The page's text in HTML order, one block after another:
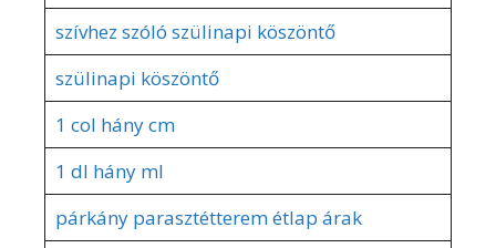
szívhez szóló szülinapi köszöntő
szülinapi köszöntő
1 col hány cm
1 dl hány ml
párkány parasztétterem étlap árak